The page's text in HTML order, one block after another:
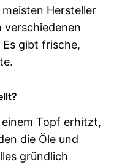
Hersteller
verschiedenen
gibt frische,
Topf erhitzt,
die Öle und
gründlich